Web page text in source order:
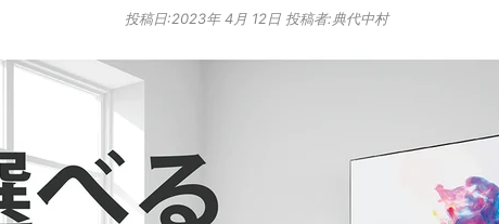
投稿日:2023年 4月 12日投稿者:典代中村